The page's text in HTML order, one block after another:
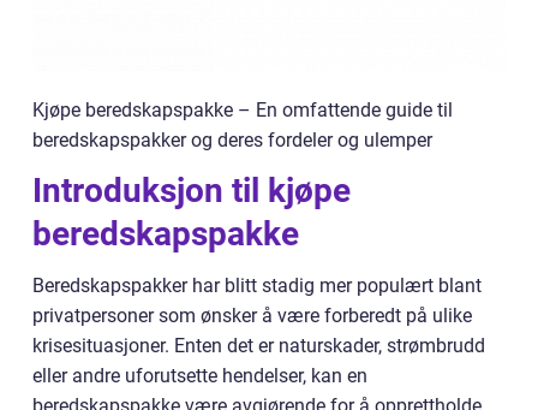
Kjøpe beredskapspakke – En omfattende guide til
beredskapspakker og deres fordeler og ulemper
Introduksjon til kjøpe
beredskapspakke
Beredskapspakker har blitt stadig mer populært blant
privatpersoner som ønsker å være forberedt på ulike
krisesituasjoner. Enten det er naturskader, strømbrudd
eller andre uforutsette hendelser, kan en